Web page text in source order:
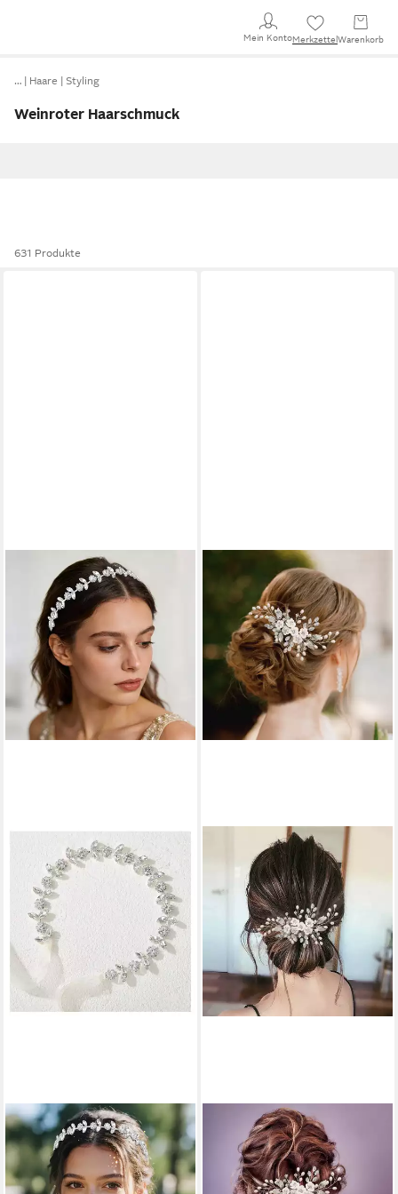
Mein KontoMerkzettel Warenkorb
… Haare Styling
Weinroter Haarschmuck
631 Produkte
MOPUEA
Diadem Kristall Blume
Stirnband Kopfschmuck
Haarreif silber (Set, 1-tlg.,
MOPUEA
Diadem Haarschmuck aus
Weißen
Blumenimitationsperlen